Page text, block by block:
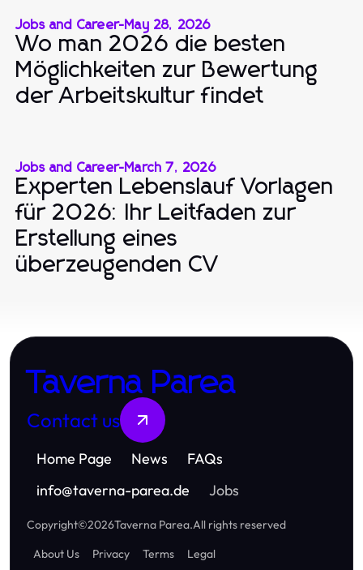
Jobs and Career-May 28, 2026
Wo man 2026 die besten
Möglichkeiten zur Bewertung
der Arbeitskultur findet
Jobs and Career-March 7, 2026
Experten Lebenslauf Vorlagen
für 2026: Ihr Leitfaden zur
Erstellung eines
überzeugenden CV
Taverna Parea
Contact us
Home Page News
FAQs
info@taverna-parea.de Jobs
Copyright©2026Taverna Parea.All rights reserved
About Us
Privacy Terms Legal